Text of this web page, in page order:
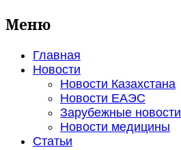
Меню
Главная
Новости
Новости Казахстана
Новости ЕАЭС
Зарубежные новости
Новости медицины
Статьи